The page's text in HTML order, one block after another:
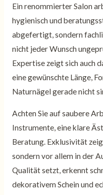
Ein renommierter Salon
hygienisch und
abgefertigt, sondern
nicht jeder Wunsch
Expertise zeigt sich auch
eine gewünschte Länge,
Naturnägel gerade nicht
Achten Sie auf saubere
Instrumente, eine klare
Beratung. Exklusivität
sondern vor allem in der
Qualität setzt, erkennt
dekorativem Schein und